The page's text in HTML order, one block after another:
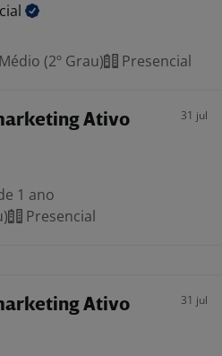
(2º Grau) Presencial
Ativo 31 jul
1 ano
Presencial
Ativo 31 jul